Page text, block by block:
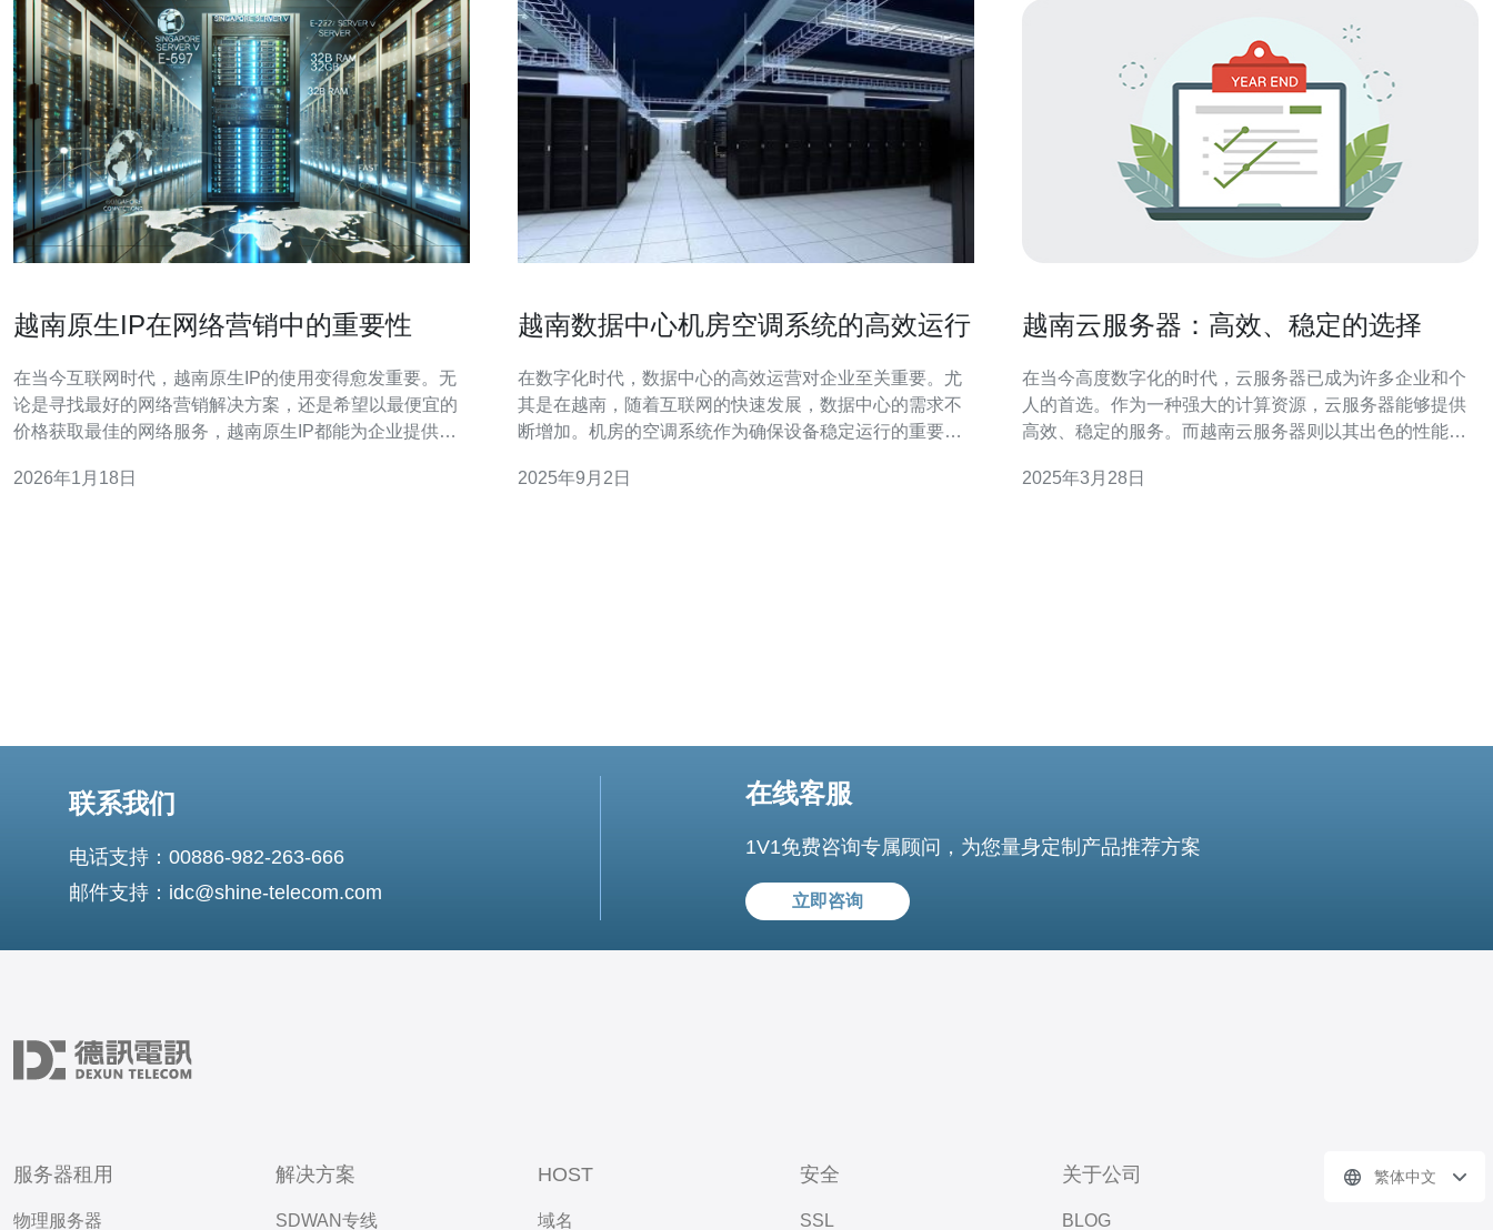
越南原生IP在网络营销中的重要性
在当今互联网时代，越南原生IP的使用变得愈发重要。无
论是寻找最好的网络营销解决方案，还是希望以最便宜的
价格获取最佳的网络服务，越南原生IP都能为企业提供不
理位置和快速发展的网络基础设施，使得越南原生IP在全
2026年1月18日
越南数据中心机房空调系统的高效运行
在数字化时代，数据中心的高效运营对企业至关重要。尤
其是在越南，随着互联网的快速发展，数据中心的需求不
断增加。机房的空调系统作为确保设备稳定运行的重要组
和服务质量。本文将深入探讨越南数据中心机房空调系统
2025年9月2日
越南云服务器：高效、稳定的选择
在当今高度数字化的时代，云服务器已成为许多企业和个
人的首选。作为一种强大的计算资源，云服务器能够提供
高效、稳定的服务。而越南云服务器则以其出色的性能和
其先进的硬件和软件配置，提供了卓越的性能。它们配备
2025年3月28日
联系我们
电话支持：00886-982-263-666
邮件支持：idc@shine-telecom.com
在线客服
1V1免费咨询专属顾问，为您量身定制产品推荐方案
立即咨询
服务器租用
物理服务器
解决方案
SDWAN专线
HOST
域名
安全
SSL
关于公司
BLOG
繁体中文